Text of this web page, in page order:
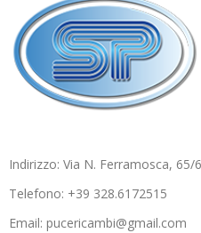
Indirizzo: Via N. Ferramosca, 65/
Telefono: +39 328.6172515
Email: pucericambi@gmail.com